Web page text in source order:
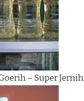
– Super Jernih